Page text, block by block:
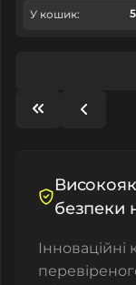
У кошик:
безпеки